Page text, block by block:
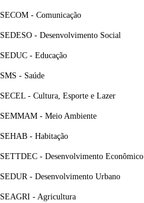
SECOM - Comunicação
SEDESO - Desenvolvimento Social
SEDUC - Educação
SMS - Saúde
SECEL - Cultura, Esporte e Lazer
SEMMAM - Meio Ambiente
SEHAB - Habitação
SETTDEC - Desenvolvimento Econômico
SEDUR - Desenvolvimento Urbano
SEAGRI - Agricultura